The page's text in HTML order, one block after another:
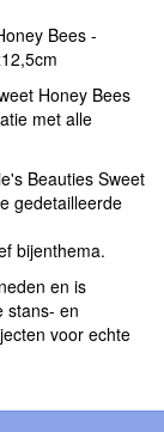
Bees -
Honey Bees
met alle
Beauties Sweet
gedetailleerde
bijenthema.
en is
stans- en
voor echte